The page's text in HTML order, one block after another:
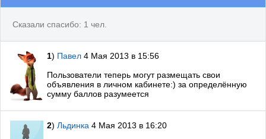
Сказали спасибо: 1 чел.
1) Павел 4 Мая 2013 в 15:56
Пользователи теперь могут размещать свои
объявления в личном кабинете:) за определённую
сумму баллов разумеется
2) Льдинка 4 Мая 2013 в 16:20